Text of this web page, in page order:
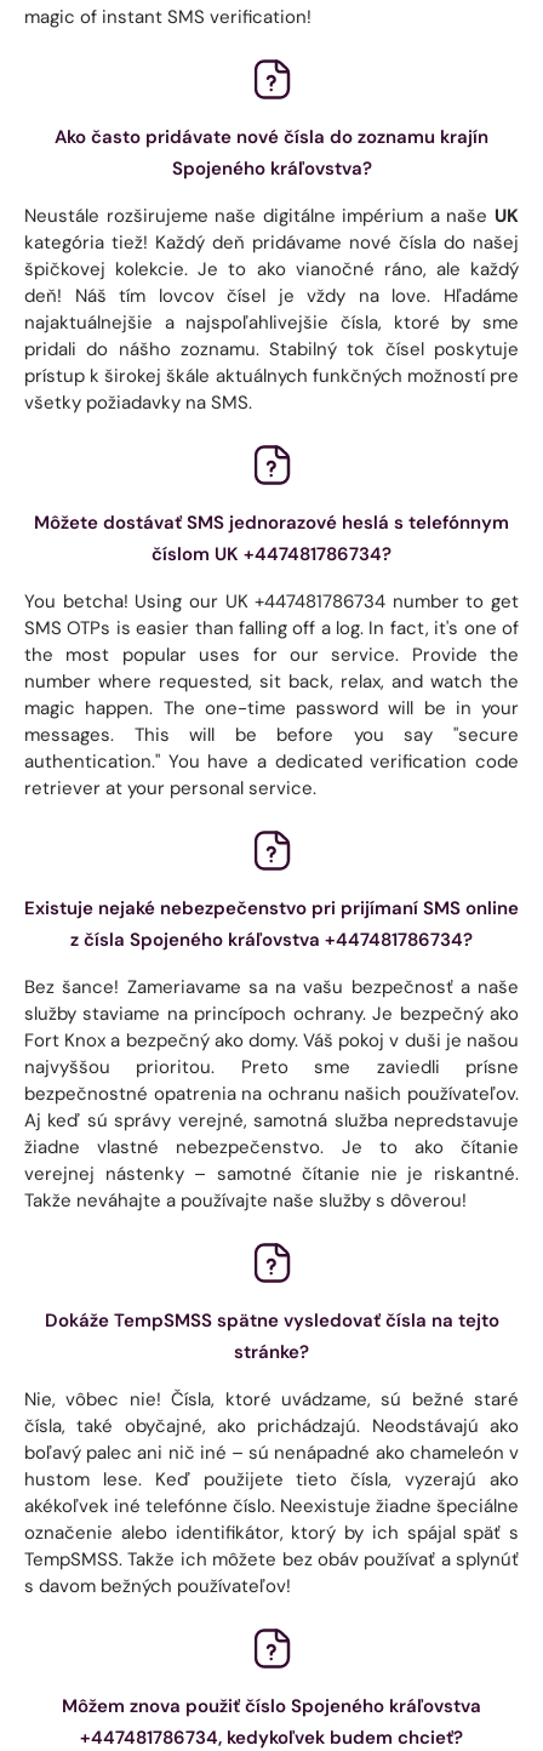
magic of instant SMS verification!
Ako často pridávate nové čísla do zoznamu krajín
Spojeného kráľovstva?
Neustále rozširujeme naše digitálne impérium a naše UK
kategória tiež! Každý deň pridávame nové čísla do našej
špičkovej kolekcie. Je to ako vianočné ráno, ale každý
deň! Náš tím lovcov čísel je vždy na love. Hľadáme
najaktuálnejšie a najspoľahlivejšie čísla, ktoré by sme
pridali do nášho zoznamu. Stabilný tok čísel poskytuje
prístup k širokej škále aktuálnych funkčných možností pre
všetky požiadavky na SMS.
Môžete dostávať SMS jednorazové heslá s telefónnym
číslom UK +447481786734?
You betcha! Using our UK +447481786734 number to get
SMS OTPs is easier than falling off a log. In fact, it's one of
the most popular uses for our service. Provide the
number where requested, sit back, relax, and watch the
magic happen. The one-time password will be in your
messages. This will be before you say "secure
authentication." You have a dedicated verification code
retriever at your personal service.
Existuje nejaké nebezpečenstvo pri prijímaní SMS online
z čísla Spojeného kráľovstva +447481786734?
Bez šance! Zameriavame sa na vašu bezpečnosť a naše
služby staviame na princípoch ochrany. Je bezpečný ako
Fort Knox a bezpečný ako domy. Váš pokoj v duši je našou
najvyššou prioritou. Preto sme zaviedli prísne
bezpečnostné opatrenia na ochranu našich používateľov.
Aj keď sú správy verejné, samotná služba nepredstavuje
žiadne vlastné nebezpečenstvo. Je to ako čítanie
verejnej nástenky – samotné čítanie nie je riskantné.
Takže neváhajte a používajte naše služby s dôverou!
Dokáže TempSMSS spätne vysledovať čísla na tejto
stránke?
Nie, vôbec nie! Čísla, ktoré uvádzame, sú bežné staré
čísla, také obyčajné, ako prichádzajú. Neodstávajú ako
boľavý palec ani nič iné – sú nenápadné ako chameleón v
hustom lese. Keď použijete tieto čísla, vyzerajú ako
akékoľvek iné telefónne číslo. Neexistuje žiadne špeciálne
označenie alebo identifikátor, ktorý by ich spájal späť s
TempSMSS. Takže ich môžete bez obáv používať a splynúť
s davom bežných používateľov!
Môžem znova použiť číslo Spojeného kráľovstva
+447481786734, kedykoľvek budem chcieť?